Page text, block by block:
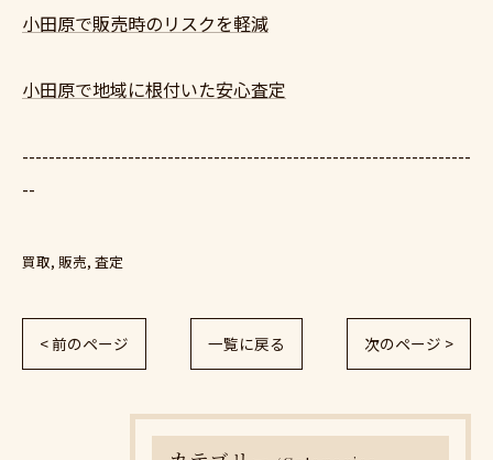
小田原で販売時のリスクを軽減
小田原で地域に根付いた安心査定
--------------------------------------------------------------------
--
買取 販売 査定
< 前のページ 一覧に戻る 次のページ >